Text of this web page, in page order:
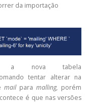
da importação
a nova tabela
tentar alterar na
mailpara malling, porém
é que nas versões